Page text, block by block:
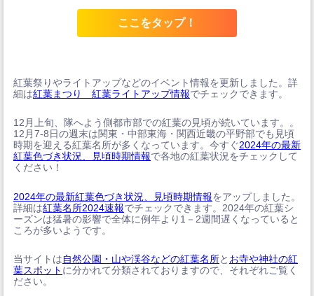
ここをタップ！
紅葉祭りやライトアップなどのイベント情報を更新しました。詳
細は紅葉まつり 紅葉ライトアップ情報でチェックできます。
12月上旬、隊へよう側都市部での紅葉の見頃が続いています。。
12月7-8日の週末は関東・中部東海・関西近畿の平野部でも見頃
時期を迎える紅葉名所が多くなっています。今すぐ2024年の最新
紅葉色づき状況、見頃時期情報で各地の紅葉状況をチェックして
ください！
2024年の最新紅葉色づき状況、見頃時期情報をアップしました。
詳細は紅葉名所2024速報でチェックできます。2024年の紅葉シ
ーズンは猛暑の影響で全体に例年より1－2週間遅くなっていると
ころが多いようです。
当サイトは自然公園・山や渓谷などの紅葉名所と お寺や神社の紅
葉スポット に分かれて分類されておりますので、それぞれご覧く
ださい。